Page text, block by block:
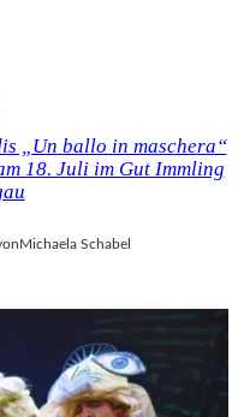
„Un ballo in maschera“
18. Juli im Gut Immling
Michaela Schabel